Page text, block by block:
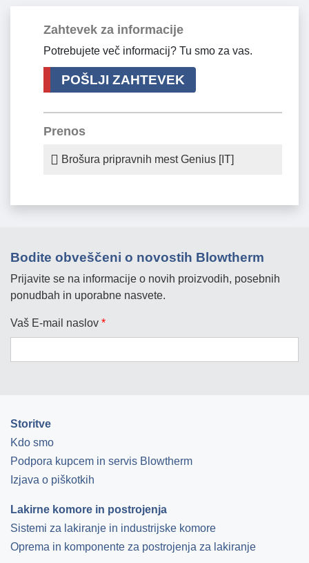
Zahtevek za informacije
Potrebujete več informacij? Tu smo za vas.
POŠLJI ZAHTEVEK
Prenos
Brošura pripravnih mest Genius [IT]
Bodite obveščeni o novostih Blowtherm
Prijavite se na informacije o novih proizvodih, posebnih
ponudbah in uporabne nasvete.
Vaš E-mail naslov *
Storitve
Kdo smo
Podpora kupcem in servis Blowtherm
Izjava o piškotkih
Lakirne komore in postrojenja
Sistemi za lakiranje in industrijske komore
Oprema in komponente za postrojenja za lakiranje